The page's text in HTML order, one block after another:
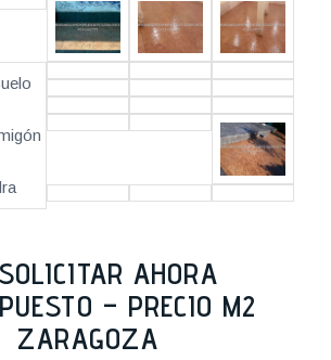
AHORA
– PRECIO M2
ZARAGOZA